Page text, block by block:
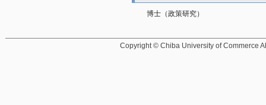
博士（政策研究）